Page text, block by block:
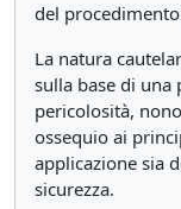
del
La natura
sulla base di una
pericolosità,
ossequio ai
applicazione sia
sicurezza.